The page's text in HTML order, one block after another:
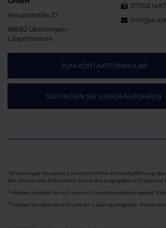
Hauptstraße 37
88662 Überlingen-
Lippertsreute
07553 1497
ZUM KONTAKTFORMULAR
SO FINDEN SIE UNSER AUTOHAUS
Ehemaliger Neupreis (Unverbindliche Preisempfehlung
Der errechnete Preisvorteil sowie die angegebene
2 Hierbei handelt es sich um ein Finanzierungs-Angebot.
3 Hierbei handelt es sich um ein Leasing-Angebot. Preise